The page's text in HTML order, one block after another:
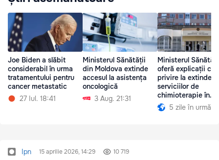
Joe Biden a slăbit
considerabil în urma
tratamentului pentru
cancer metastatic
27 Iul. 18:41
Ministerul Sănătății
din Moldova extinde
accesul la asistența
oncologică
3 Aug. 21:31
Ministerul
oferă explicații cu
privire la
serviciilor de
chimioterapie în
raioane5 zile în urmă
Ipn 15 aprilie 2026, 14:29 10 719